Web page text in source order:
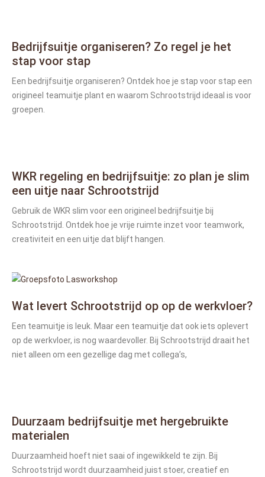
Bedrijfsuitje organiseren? Zo regel je het
stap voor stap
Een bedrijfsuitje organiseren? Ontdek hoe je stap voor stap een
origineel teamuitje plant en waarom Schrootstrijd ideaal is voor
groepen.
WKR regeling en bedrijfsuitje: zo plan je slim
een uitje naar Schrootstrijd
Gebruik de WKR slim voor een origineel bedrijfsuitje bij
Schrootstrijd. Ontdek hoe je vrije ruimte inzet voor teamwork,
creativiteit en een uitje dat blijft hangen.
Wat levert Schrootstrijd op op de werkvloer?
Een teamuitje is leuk. Maar een teamuitje dat ook iets oplevert
op de werkvloer, is nog waardevoller. Bij Schrootstrijd draait het
niet alleen om een gezellige dag met collega’s,
Duurzaam bedrijfsuitje met hergebruikte
materialen
Duurzaamheid hoeft niet saai of ingewikkeld te zijn. Bij
Schrootstrijd wordt duurzaamheid juist stoer, creatief en